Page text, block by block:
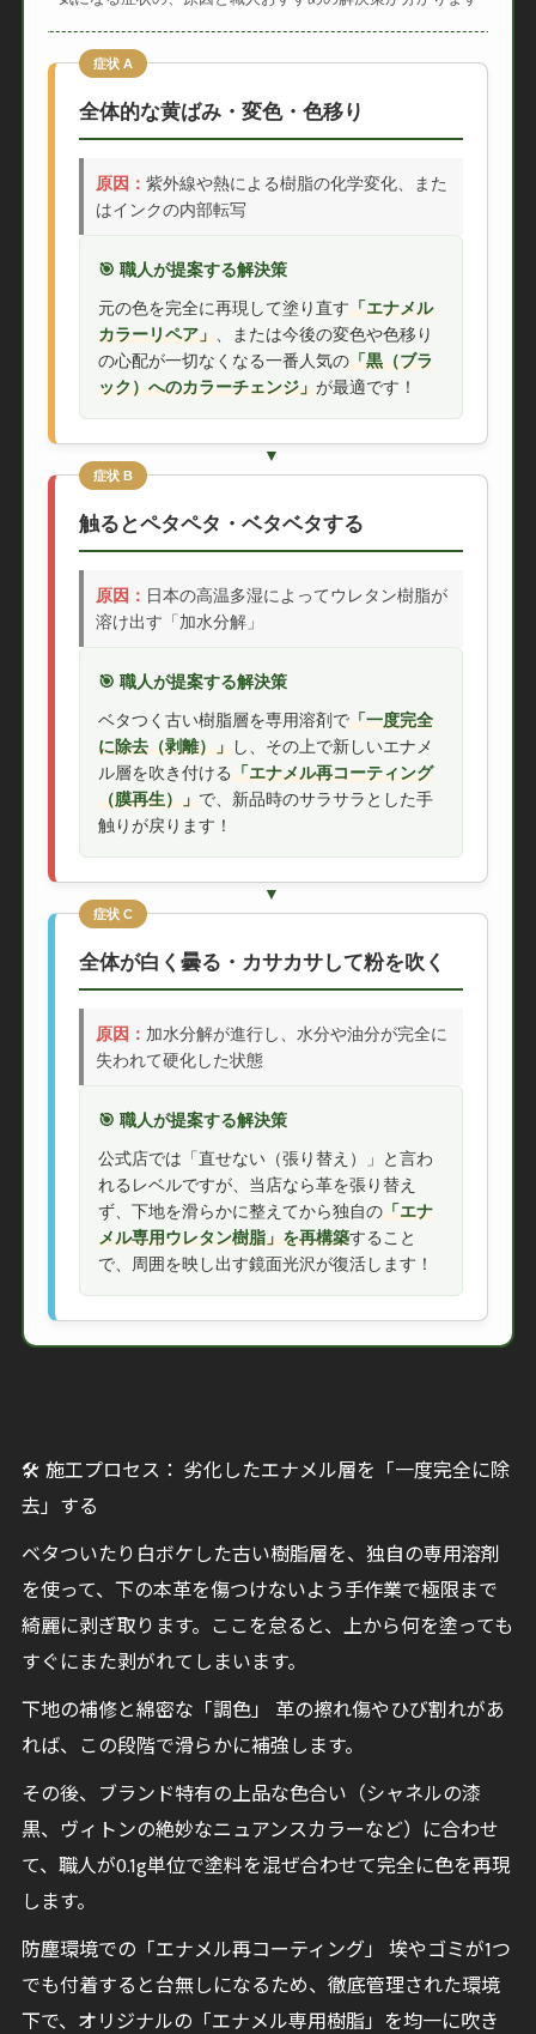
症状 A
全体的な黄ばみ・変色・色移り
原因： 紫外線や熱による樹脂の化学変化、また
はインクの内部転写
🎯 職人が提案する解決策
元の色を完全に再現して塗り直す 「エナメル
カラーリペア」
、または今後の変色や色移り
の心配が一切なくなる一番人気の「黒（ブラ
ック）へのカラーチェンジ」 が最適です！
症状 B
触るとペタペタ・ベタベタする
原因： 日本の高温多湿によってウレタン樹脂が
溶け出す「加水分解」
🎯 職人が提案する解決策
ベタつく古い樹脂層を専用溶剤で「一度完全
に除去（剥離）」
し、その上で新しいエナメ
ル層を吹き付ける
「エナメル再コーティング
（膜再生）」 で、新品時のサラサラとした手
触りが戻ります！
症状 C
全体が白く曇る・カサカサして粉を吹く
原因： 加水分解が進行し、水分や油分が完全に
失われて硬化した状態
🎯 職人が提案する解決策
公式店では「直せない（張り替え）」と言わ
れるレベルですが、当店なら革を張り替え
ず、下地を滑らかに整えてから独自の「エナ
メル専用ウレタン樹脂」を再構築すること
で、周囲を映し出す鏡面光沢が復活します！
🛠️ 施工プロセス： 劣化したエナメル層を「一度完全に除
去」する
ベタついたり白ボケした古い樹脂層を、独自の専用溶剤
を使って、下の本革を傷つけないよう手作業で極限まで
綺麗に剥ぎ取ります。ここを怠ると、上から何を塗っても
すぐにまた剥がれてしまいます。
下地の補修と綿密な「調色」 革の擦れ傷やひび割れがあ
れば、この段階で滑らかに補強します。
その後、ブランド特有の上品な色合い（シャネルの漆
黒、ヴィトンの絶妙なニュアンスカラーなど）に合わせ
て、職人が0.1g単位で塗料を混ぜ合わせて完全に色を再現
します。
防塵環境での「エナメル再コーティング」 埃やゴミが1つ
でも付着すると台無しになるため、徹底管理された環境
下で、オリジナルの「エナメル専用樹脂」を均一に吹き